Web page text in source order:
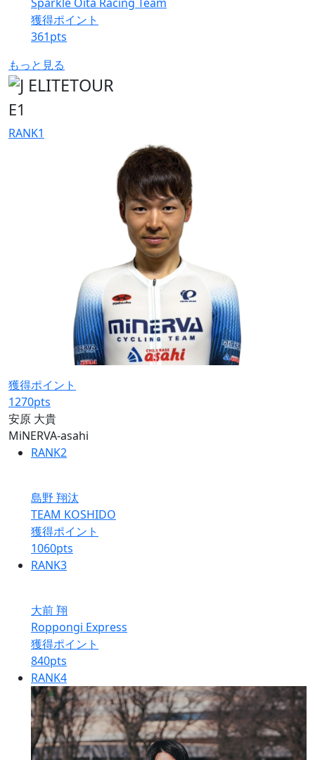
獲得ポイント
361pts
もっと見る
E1
RANK1
獲得ポイント
1270pts
安原 大貴
MiNERVA-asahi
RANK2
島野 翔汰
TEAM KOSHIDO
獲得ポイント
1060pts
RANK3
大前 翔
Roppongi Express
獲得ポイント
840pts
RANK4